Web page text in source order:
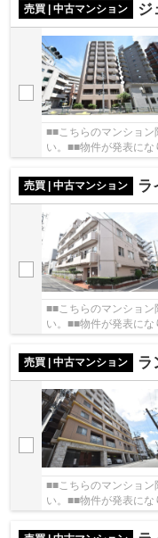
売買 | 中古マンション ジ
■■こちらのマンション
い。■■物件が発表にな
売買 | 中古マンション ラ
■■こちらのマンション
い。■■物件が発表にな
売買 | 中古マンション ラ
■■こちらのマンション
い。■■物件が発表にな